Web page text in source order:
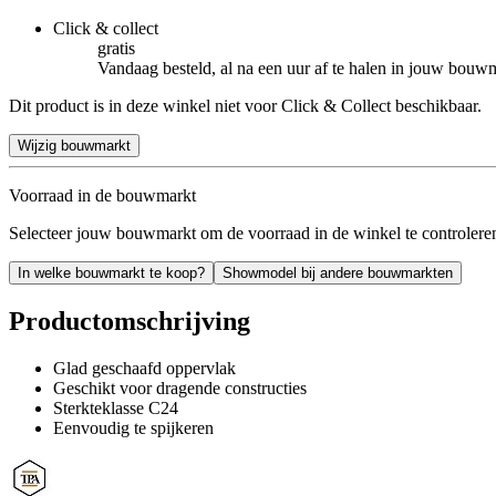
Click & collect
gratis
Vandaag besteld, al na een uur af te halen in jouw
Dit product is in deze winkel niet voor Click & Collect beschikbaar.
Wijzig bouwmarkt
Voorraad in de bouwmarkt
Selecteer jouw bouwmarkt om de voorraad in de winkel te
In welke bouwmarkt te koop? Showmodel bij andere bouwmarkten
Productomschrijving
Glad geschaafd oppervlak
Geschikt voor dragende constructies
Sterkteklasse C24
Eenvoudig te spijkeren